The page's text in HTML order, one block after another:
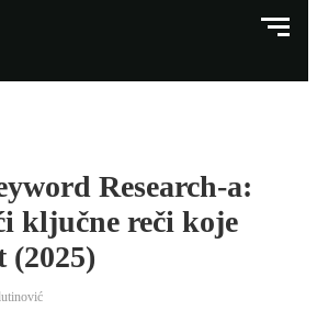
Research-a:
ključne reči koje
(2025)